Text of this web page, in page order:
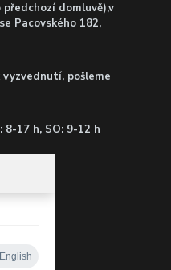
domluvě),v
Pacovského 182,
vyzvednutí, pošleme
8-17 h, SO: 9-12 h